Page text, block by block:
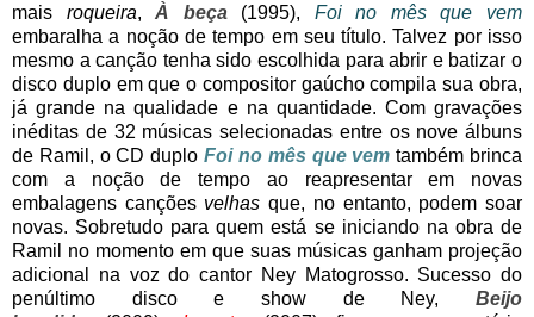
mais roqueira,À beça(1995), Foi no mês que vem
embaralha a noção de tempo em seu título. Talvez por isso
mesmo a canção tenha sido escolhida para abrir e batizar o
disco duplo em que o compositor gaúcho compila sua obra,
já grande na qualidade e na quantidade. Com gravações
inéditas de 32 músicas selecionadas entre os nove álbuns
de Ramil, o CD duploFoi no mês que vem também brinca
com a noção de tempo ao reapresentar em novas
embalagens canções velhas que, no entanto, podem soar
novas. Sobretudo para quem está se iniciando na obra de
Ramil no momento em que suas músicas ganham projeção
adicional na voz do cantor Ney Matogrosso. Sucesso do
penúltimo disco e show de Ney, Beijo